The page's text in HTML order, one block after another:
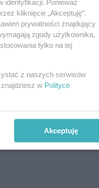
identyfikacji. Ponieważ
kliknięcie „Akceptuję”.
prywatności znajdujący
zgody użytkownika,
tylko na tej
z naszych serwisów
w Polityce
Akceptuję